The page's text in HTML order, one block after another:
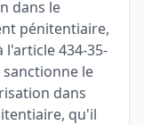
dans le
pénitentiaire,
434-35-
sanctionne le
dans
qu'il